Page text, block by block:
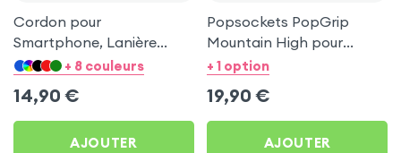
Cordon pour
Smartphone, Lanière
Réglable Compatibilité
Bleu Nuit
+ 8 couleurs
14,90 €
AJOUTER
Popsockets PopGrip
Mountain High pour
Smartphone
+ 1 option
19,90 €
AJOUTER